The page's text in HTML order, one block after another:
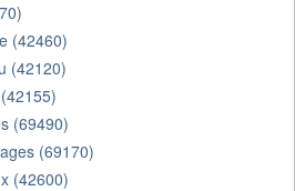
(42460)
(42120)
(69490)
(69170)
(42600)